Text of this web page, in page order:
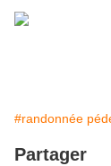
#randonnée
Partager